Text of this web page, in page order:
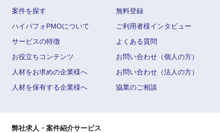
案件を探す
無料登録
ハイパフォPMOについて
ご利用者様インタビュー
サービスの特徴
よくある質問
お役立ちコンテンツ
お問い合わせ（個人の方）
人材をお求めの企業様へ
お問い合わせ（法人の方）
人材を保有する企業様へ
協業のご相談
弊社求人・案件紹介サービス